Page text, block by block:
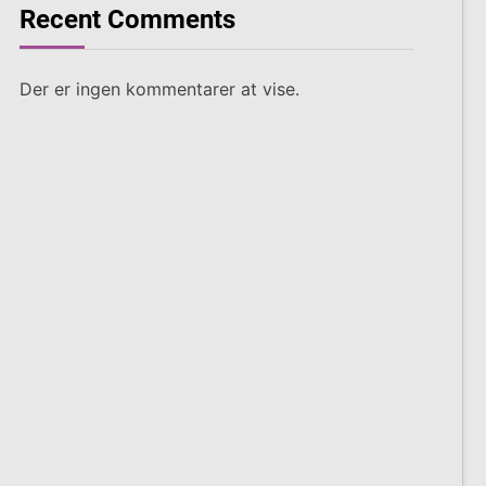
Recent Comments
Der er ingen kommentarer at vise.